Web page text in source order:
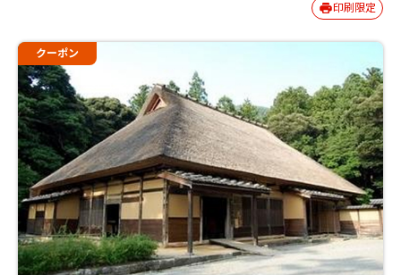
印刷限定
クーポン